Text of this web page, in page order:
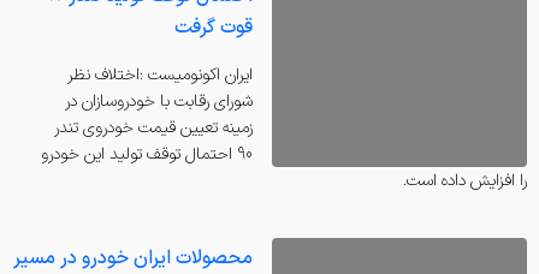
قوت گرفت
ايران اكونوميست :اختلاف نظر
شورای رقابت با خودروسازان در
زمینه تعیین قیمت خودروی تندر
90 احتمال توقف تولید این خودرو
را افزایش داده است.
محصولات ايران خودرو در مسير